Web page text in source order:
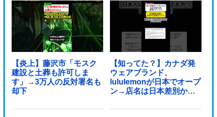
【炎上】藤沢市「モスク
建設と土葬も許可しま
す」→3万人の反対署名も
却下
【知ってた？】カナダ発
ウェアブランド、
lululemonが日本でオープ
ン→店名は日本差別から